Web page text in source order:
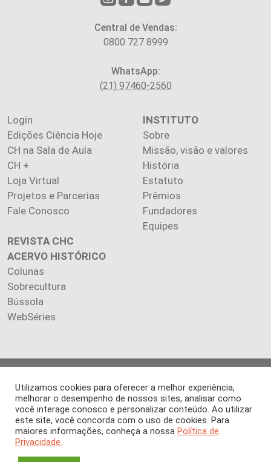
Central de Vendas:
0800 727 8999
WhatsApp:
(21) 97460-2560
Login
Edições Ciência Hoje
CH na Sala de Aula
CH +
Loja Virtual
Projetos e Parcerias
Fale Conosco
INSTITUTO
Sobre
Missão, visão e valores
História
Estatuto
Prêmios
Fundadores
Equipes
REVISTA CHC
ACERVO HISTÓRICO
Colunas
Sobrecultura
Bússola
WebSéries
reservados.
Os artigos publicados na revista refletem exclusivamente a
opinião de seus autores.
É proibida a reprodução, integral ou parcial, do conteúdo (imagens
Utilizamos cookies para oferecer a melhor experiência,
melhorar o desempenho de nossos sites, analisar como
você interage conosco e personalizar conteúdo. Ao utilizar
este site, você concorda com o uso de cookies. Para
maiores informações, conheça a nossa Política de
Privacidade.